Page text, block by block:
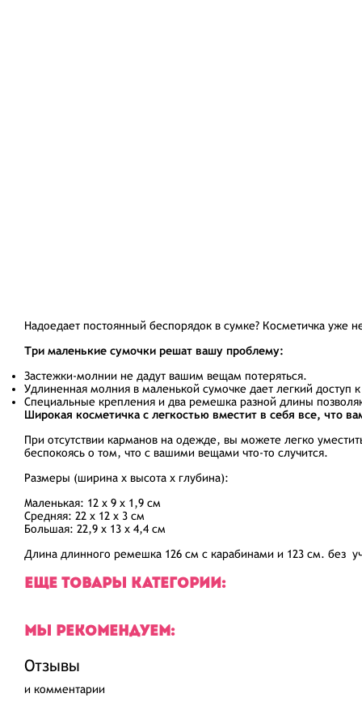
Надоедает постоянный беспорядок в сумке? Косметичка уже
Три маленькие сумочки решат вашу проблему:
Застежки-молнии не дадут вашим вещам потеряться.
Удлиненная молния в маленькой сумочке дает легкий доступ
Специальные крепления и два ремешка разной длины
Широкая косметичка с легкостью вместит в себя все, что
При отсутствии карманов на одежде, вы можете легко
беспокоясь о том, что с вашими вещами что-то случится.
Размеры (ширина х высота х глубина):
Маленькая: 12 x 9 x 1,9 см
Средняя: 22 x 12 x 3 см
Большая: 22,9 x 13 x 4,4 см
Длина длинного ремешка 126 см с карабинами и 123 см. без
ЕЩЕ ТОВАРЫ КАТЕГОРИИ:
МЫ РЕКОМЕНДУЕМ:
Отзывы
и комментарии